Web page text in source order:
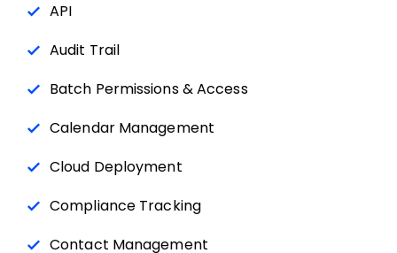
API
Audit Trail
Batch Permissions & Access
Calendar Management
Cloud Deployment
Compliance Tracking
Contact Management